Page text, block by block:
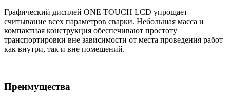
Графический дисплей ONE TOUCH LCD упрощает
считывание всех параметров сварки. Небольшая масса и
компактная конструкция обеспечивают простоту
транспортировки вне зависимости от места проведения работ
как внутри, так и вне помещений.
Преимущества